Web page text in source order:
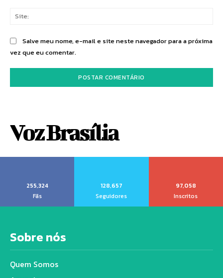
Salve meu nome, e-mail e site neste navegador para a próxima
vez que eu comentar.
Voz Brasília
255,324
Fãs
128,657
Seguidores
97,058
Inscritos
Sobre nós
Quem Somos